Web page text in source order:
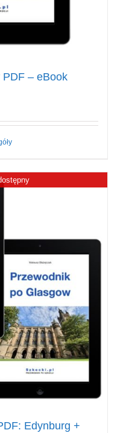
– eBook
Edynburg +